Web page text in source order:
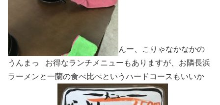
んー、こりゃなかなかの
うんまっ お得なランチメニューもありますが、お隣長浜
ラーメンと一蘭の食べ比べというハードコースもいいか